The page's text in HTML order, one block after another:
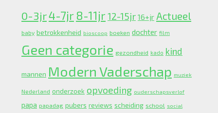
0-3jr4-7jr 8-11jr 12-15jr 16+jr Actueel
baby betrokkenheid bioscoop boeken dochter film
Geen categorie gezondheid kado kind
mannen Modern Vaderschap muziek
Nederland onderzoek opvoeding ouderschapsverlof
papa papadag pubers reviews scheiding school social